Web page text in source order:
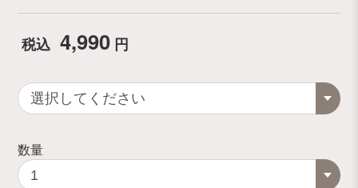
税込 4,990 円
数量